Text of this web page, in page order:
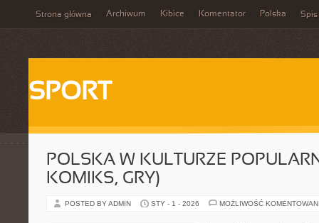
Strona główna Archiwum Kibice Komentator Polska Spis
SPORT
POLSKA W KULTURZE
KOMIKS, GRY)
POSTED BY ADMIN STY - 1 - 2026 MOŻLIWOŚĆ